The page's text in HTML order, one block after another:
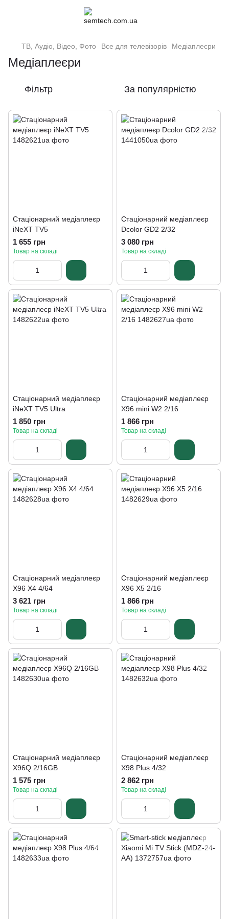
ТВ, Аудіо, Відео, Фото Все для телевізорів Медіаплеєри
Медіаплеєри
Фільтр За популярністю
Стаціонарний медіаплеєр
iNeXT TV5
1 655 грн
Товар на складі
Стаціонарний медіаплеєр
Dcolor GD2 2/32
3 080 грн
Товар на складі
Стаціонарний медіаплеєр
iNeXT TV5 Ultra
1 850 грн
Товар на складі
Стаціонарний медіаплеєр
X96 mini W2 2/16
1 866 грн
Товар на складі
Стаціонарний медіаплеєр
X96 X4 4/64
3 621 грн
Товар на складі
Стаціонарний медіаплеєр
X96 X5 2/16
1 866 грн
Товар на складі
Стаціонарний медіаплеєр
X96Q 2/16GB
1 575 грн
Товар на складі
Стаціонарний медіаплеєр
X98 Plus 4/32
2 862 грн
Товар на складі